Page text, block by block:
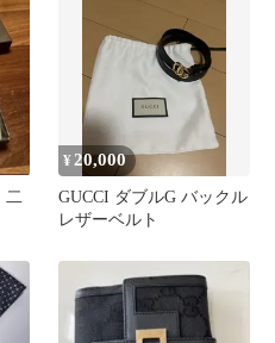
二
¥ 20,000
GUCCI ダブルG バックル
レザーベルト